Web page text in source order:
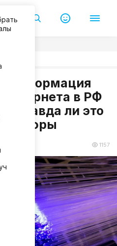
информация
в РФ
Правда ли это
1157